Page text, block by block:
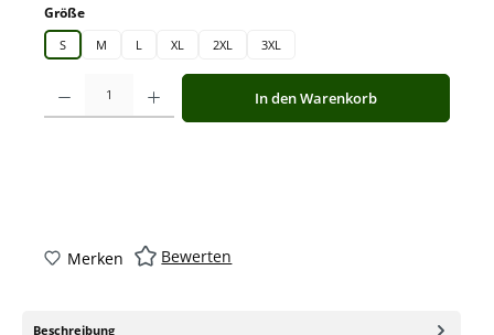
Größeauswählen
S M L XL 2XL 3XL
Produkt Anzahl: Gib den gewünschten Wert ein oder benutze die
In den Warenkorb
Merken Bewerten
Beschreibung